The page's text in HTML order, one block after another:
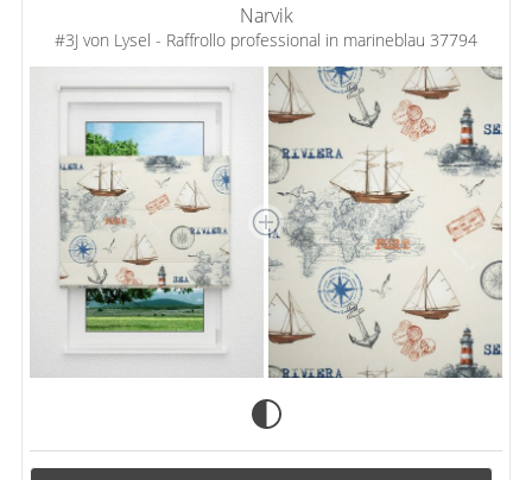
Narvik
#3J von Lysel - Raffrollo professional in marineblau 37794